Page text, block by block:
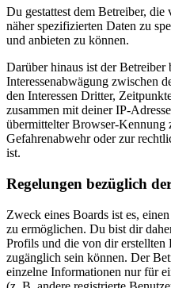
Du gestattest dem Betreiber,
näher spezifizierten Daten zu
und anbieten zu können.
Darüber hinaus ist der Betreiber
Interessenabwägung zwischen
den Interessen Dritter,
zusammen mit deiner IP-
übermittelter Browser-Kennung
Gefahrenabwehr oder zur
ist.
Regelungen bezüglich
Zweck eines Boards ist es,
zu ermöglichen. Du bist dir
Profils und die von dir
zugänglich sein können. Der
einzelne Informationen nur für